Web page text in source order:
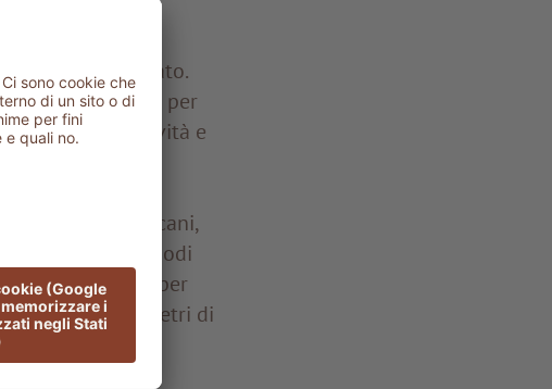
l'anno. Ad
è Anna Tigrato.
la sua passione per
la creatività e
piatti toscani,
conditi in mille modi
la farina per
a pochi chilometri di